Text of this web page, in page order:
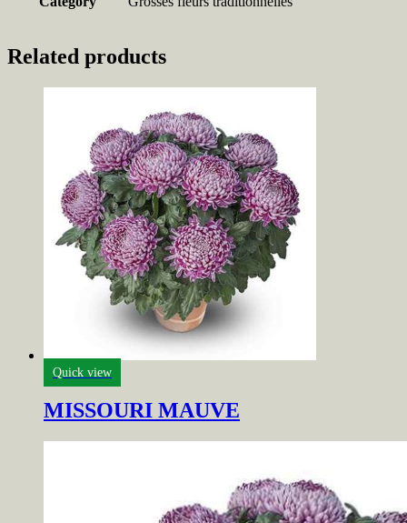
Related products
Quick view
MISSOURI MAUVE